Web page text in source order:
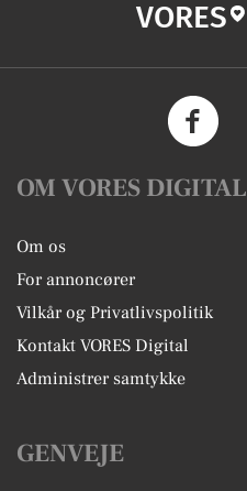
VORES
OM VORES DIGITAL
Om os
For annoncører
Vilkår og Privatlivspolitik
Kontakt VORES Digital
Administrer samtykke
GENVEJE